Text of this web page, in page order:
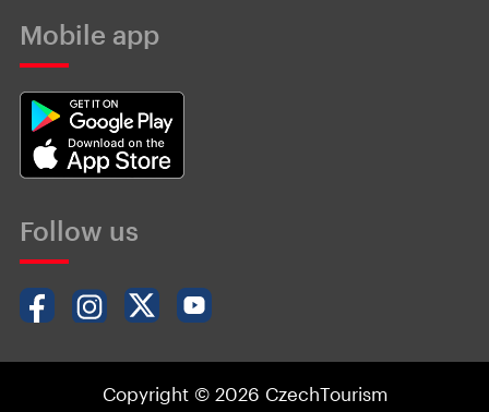
Mobile app
Follow us
Copyright © 2026 CzechTourism